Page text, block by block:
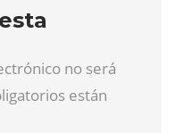
no será
están